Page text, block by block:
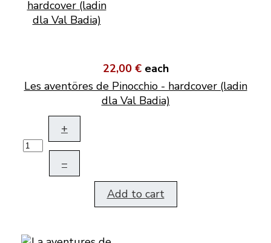
22,00 € each
Les aventöres de Pinocchio - hardcover (ladin
dla Val Badia)
+
–
Add to cart